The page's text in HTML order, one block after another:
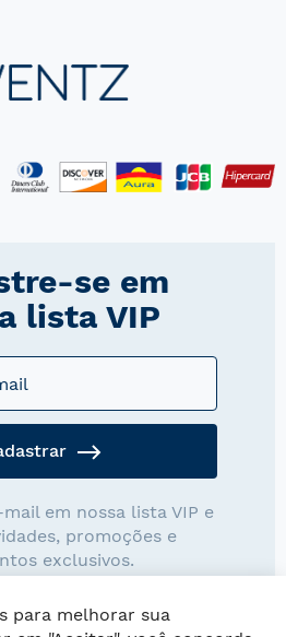
se em
lista VIP
em nossa lista VIP e
promoções e
exclusivos.
para melhorar sua